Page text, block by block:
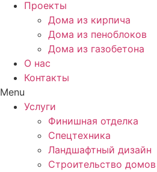
Проекты
Дома из кирпича
Дома из пеноблоков
Дома из газобетона
О нас
Контакты
Menu
Услуги
Финишная отделка
Спецтехника
Ландшафтный дизайн
Строительство домов